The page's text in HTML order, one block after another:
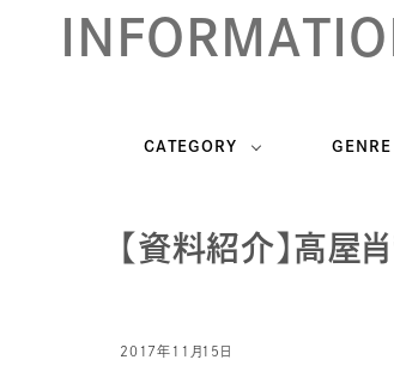
CATEGORY GENRE
【資料紹介】高
2017年11月15日